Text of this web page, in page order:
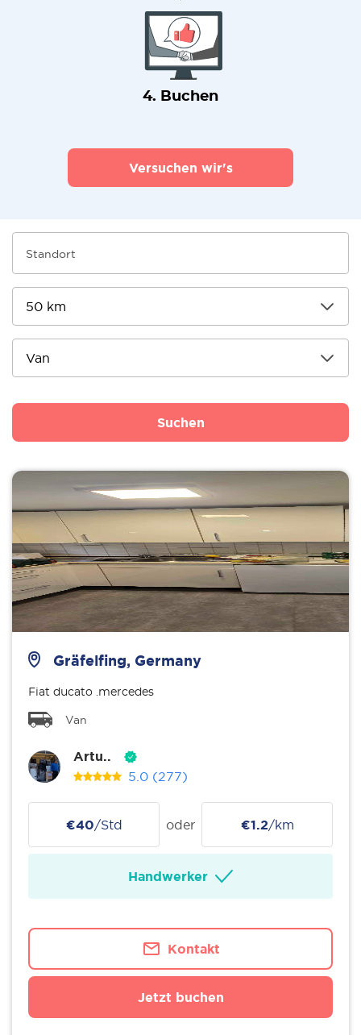
4. Buchen
Versuchen wir's
Suchen
Gräfelfing, Germany
Fiat ducato .mercedes
Van
Artu..
5.0 (277)
€40/Std oder €1.2/km
Handwerker
Kontakt
Jetzt buchen